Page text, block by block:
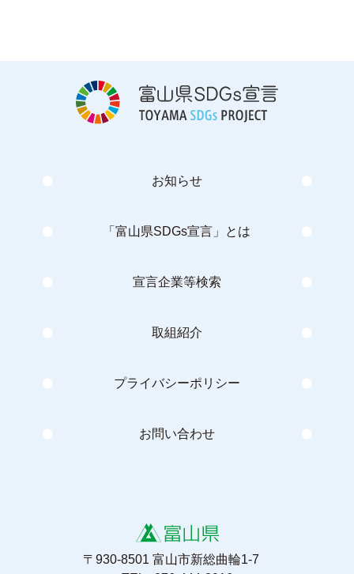
お知らせ
「富山県SDGs宣言」とは
宣言企業等検索
取組紹介
プライバシーポリシー
お問い合わせ
〒930-8501 富山市新総曲輪1-7